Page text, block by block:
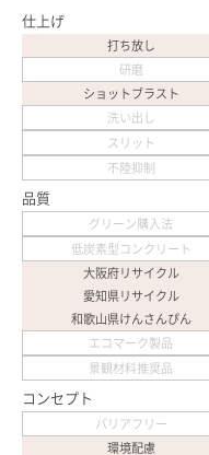
仕上げ
打ち放し
研磨
ショットブラスト
洗い出し
スリット
不陸抑制
品質
グリーン購入法
低炭素型コンクリート
大阪府リサイクル
愛知県リサイクル
和歌山県けんさんぴん
エコマーク製品
景観材料推奨品
コンセプト
バリアフリー
環境配慮